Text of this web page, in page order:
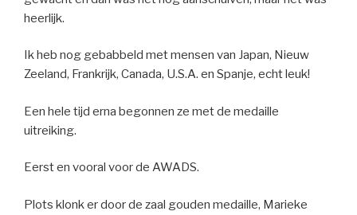
heerlijk.
Ik heb nog gebabbeld met mensen van Japan, Nieuw
Zeeland, Frankrijk, Canada, U.S.A. en Spanje, echt leuk!
Een hele tijd erna begonnen ze met de medaille
uitreiking.
Eerst en vooral voor de AWADS.
Plots klonk er door de zaal gouden medaille, Marieke